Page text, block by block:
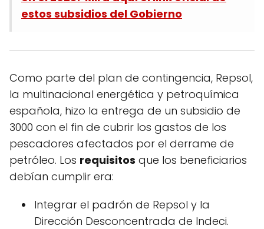
estos subsidios del Gobierno
Como parte del plan de contingencia, Repsol,
la multinacional energética y petroquímica
española, hizo la entrega de un subsidio de
3000 con el fin de cubrir los gastos de los
pescadores afectados por el derrame de
petróleo. Los requisitos que los beneficiarios
debían cumplir era:
Integrar el padrón de Repsol y la
Dirección Desconcentrada de Indeci.